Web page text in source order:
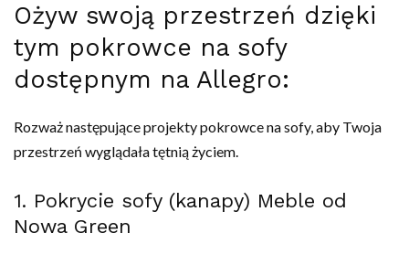
Ożyw swoją przestrzeń dzięki
tym pokrowce na sofy
dostępnym na Allegro:
Rozważ następujące projekty pokrowce na sofy, aby Twoja
przestrzeń wyglądała tętnią życiem.
1. Pokrycie sofy (kanapy) Meble od
Nowa Green